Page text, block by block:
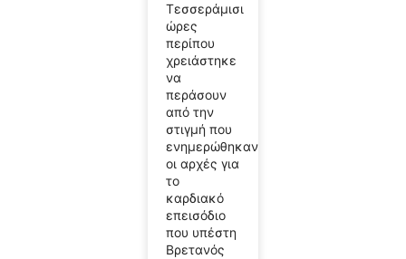
Τεσσεράμισι
ώρες
περίπου
χρειάστηκε
να
περάσουν
από την
στιγμή που
ενημερώθηκαν
οι αρχές για
το
καρδιακό
επεισόδιο
που υπέστη
Βρετανός